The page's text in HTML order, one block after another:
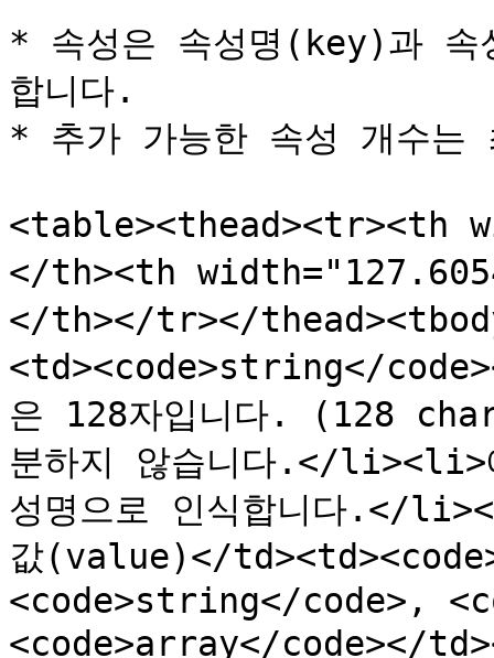
* 속성은 속성명(key)과
합니다.
* 추가 가능한 속성 개수는
<table><thead><tr><th
</th><th
</th></tr></
<td><code>string</
은 128자입니다. (128
분하지 않습니다.</li><li>
성명으로 인식합니다.</
값(value)</
<code>string</code>,
<code>array</code></